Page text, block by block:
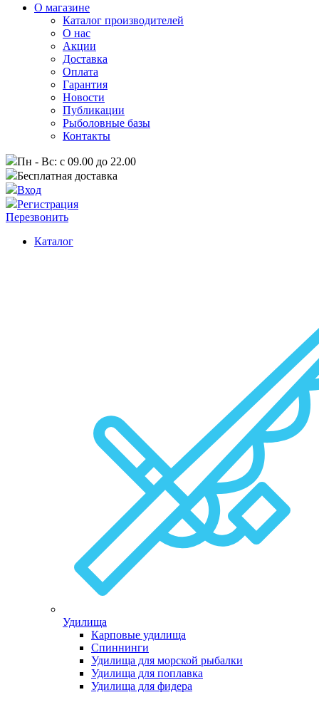
О магазине
Каталог производителей
О нас
Акции
Доставка
Оплата
Гарантия
Новости
Публикации
Рыболовные базы
Контакты
Пн - Вс: с 09.00 до 22.00
Бесплатная доставка
Вход
Регистрация
Перезвонить
Каталог
Удилища
Карповые удилища
Спиннинги
Удилища для морской рыбалки
Удилища для поплавка
Удилища для фидера